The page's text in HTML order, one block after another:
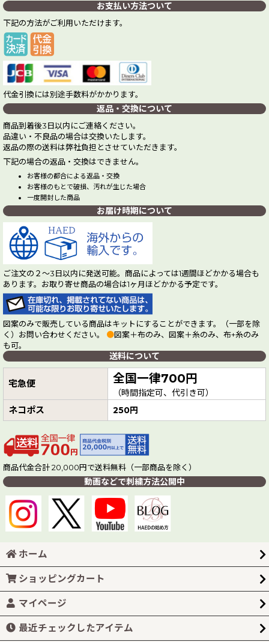
お支払い方法ついて
下記の方法がご利用いただけます。
代金引換には別途手数料がかかります。
返品・交換について
商品到着後3日以内にご連絡ください。
品違い・不良品の場合は交換いたします。
返品の際の送料は弊社負担とさせていただきます。
下記の場合の返品・交換はできません。
お客様の都合による返品・交換
お客様のもとで破損、汚れが生じた場合
一度開封した商品
お届け時期について
ご注文の２～3日以内に発送可能。商品によっては1週間ほどかかる場合も
あります。お取り寄せ商品の場合は1ヶ月ほどかかる予定です。
図案のみで販売している商品はキットにすることができます。（一部を除
く）お問い合わせください。 ●図案＋布のみ、図案＋糸のみ、布+糸のみ
も可。
送料について
宅急便 全国一律700円
（時間指定可、代引き可）
ネコポス 250円
商品代金合計 20,000円で送料無料（一部商品を除く）
動画などで刺繍方法公開中
ホーム
ショッピングカート
マイページ
最近チェックしたアイテム